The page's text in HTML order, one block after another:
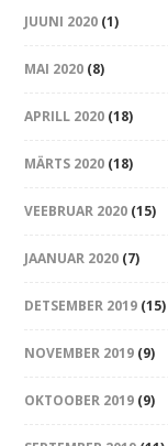
JUUNI 2020 (1)
MAI 2020 (8)
APRILL 2020 (18)
MÄRTS 2020 (18)
VEEBRUAR 2020 (15)
JAANUAR 2020 (7)
DETSEMBER 2019 (15)
NOVEMBER 2019 (9)
OKTOOBER 2019 (9)